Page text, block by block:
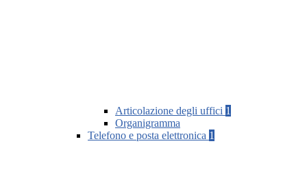
Articolazione degli uffici 1
Organigramma
Telefono e posta elettronica 1